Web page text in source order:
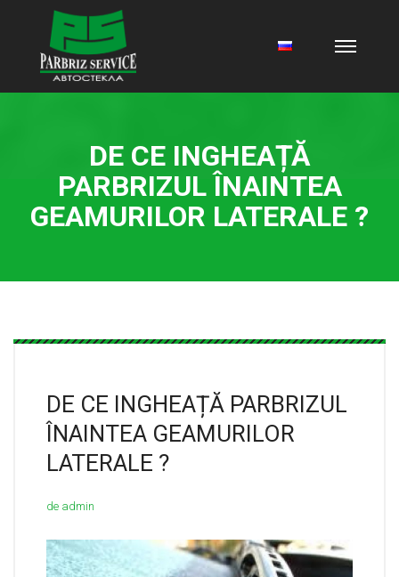
DE CE INGHEAȚĂ
PARBRIZUL ÎNAINTEA
GEAMURILOR LATERALE ?
DE CE INGHEAȚĂ PARBRIZUL
ÎNAINTEA GEAMURILOR
LATERALE ?
de admin